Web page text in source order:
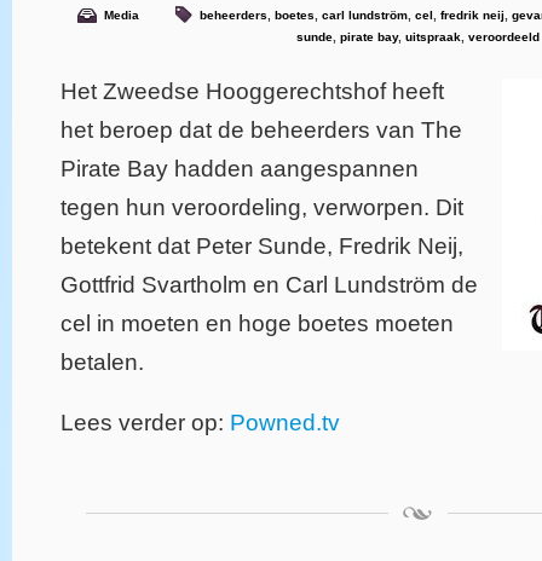
Media beheerders boetes carl lundström cel fredrik neij
sunde, pirate bay, uitspraak, veroordeeld
Het Zweedse Hooggerechtshof heeft
het beroep dat de beheerders van The
Pirate Bay hadden aangespannen
tegen hun veroordeling, verworpen. Dit
betekent dat Peter Sunde, Fredrik Neij,
Gottfrid Svartholm en Carl Lundström de
cel in moeten en hoge boetes moeten
betalen.
Lees verder op: Powned.tv